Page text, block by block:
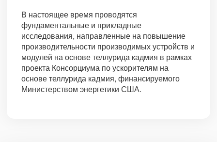
В настоящее время проводятся
фундаментальные и прикладные
исследования, направленные на повышение
производительности производимых устройств и
модулей на основе теллурида кадмия в рамках
проекта Консорциума по ускорителям на
основе теллурида кадмия, финансируемого
Министерством энергетики США.